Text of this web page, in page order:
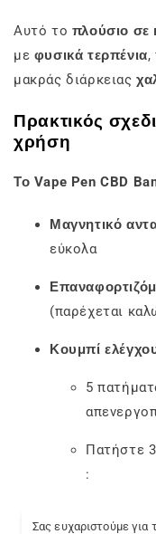
Αυτό το πλούσιο σε
με φυσικά τερπένια,
μακράς διάρκειας
Πρακτικός
χρήση
Το Vape Pen CBD
Μαγνητικό
εύκολα
(παρέχεται
Κουμπί
5
Πατήστε
:
Σας ευχαριστούμε για